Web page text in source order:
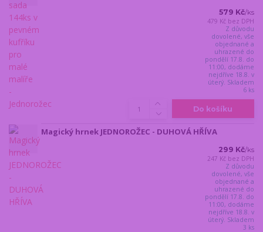
579 Kč/ks
479 Kč bez DPH
Z důvodu
dovolené, vše
objednané a
uhrazené do
pondělí 17.8. do
11:00, dodáme
nejdříve 18.8. v
úterý. Skladem
6 ks
Do košíku
Magický hrnek JEDNOROŽEC - DUHOVÁ HŘÍVA
299 Kč/ks
247 Kč bez DPH
Z důvodu
dovolené, vše
objednané a
uhrazené do
pondělí 17.8. do
11:00, dodáme
nejdříve 18.8. v
úterý. Skladem
3 ks